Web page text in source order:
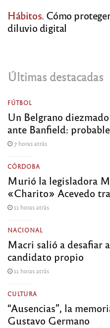
Hábitos. Cómo
diluvio digital
Últimas destacadas
FÚTBOL
Un Belgrano
ante Banfield:
7 horas atrás
CÓRDOBA
Murió la legisladora
«Charito» Acevedo
11 horas atrás
NACIONAL
Macri salió a desafiar
candidato propio
11 horas atrás
CULTURA
“Ausencias”, la
Gustavo Germano